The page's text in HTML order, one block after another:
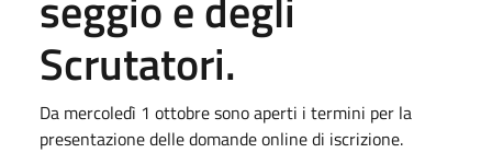
Scrutatori.
Da mercoledì 1 ottobre sono aperti i termini per la
presentazione delle domande online di iscrizione.